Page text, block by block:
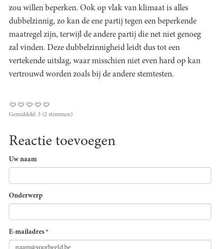
zou willen beperken. Ook op vlak van klimaat is alles
dubbelzinnig, zo kan de ene partij tegen een beperkende
maatregel zijn, terwijl de andere partij die net niet genoeg
zal vinden. Deze dubbelzinnigheid leidt dus tot een
vertekende uitslag, waar misschien niet even hard op kan
vertrouwd worden zoals bij de andere stemtesten.
Gemiddeld: 3 (2 stemmen)
Reactie toevoegen
Uw naam
Onderwerp
E-mailadres *